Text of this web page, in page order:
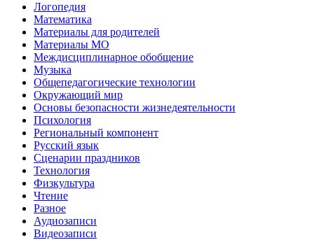
Логопедия
Математика
Материалы для родителей
Материалы МО
Междисциплинарное обобщение
Музыка
Общепедагогические технологии
Окружающий мир
Основы безопасности жизнедеятельности
Психология
Региональный компонент
Русский язык
Сценарии праздников
Технология
Физкультура
Чтение
Разное
Аудиозаписи
Видеозаписи